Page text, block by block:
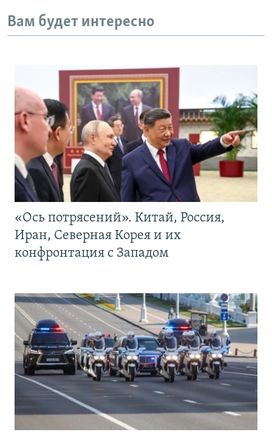
Вам будет интересно
«Ось потрясений». Китай, Россия,
Иран, Северная Корея и их
конфронтация с Западом